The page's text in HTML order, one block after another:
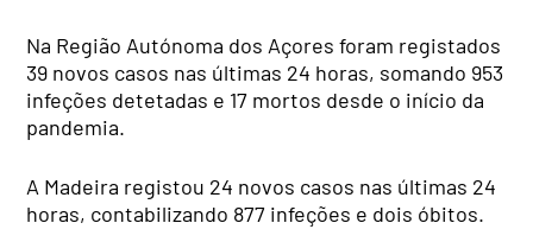
Na Região Autónoma dos Açores foram registados
39 novos casos nas últimas 24 horas, somando 953
infeções detetadas e 17 mortos desde o início da
pandemia.
A Madeira registou 24 novos casos nas últimas 24
horas, contabilizando 877 infeções e dois óbitos.